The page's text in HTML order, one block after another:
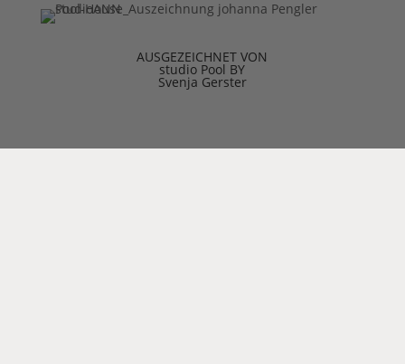
AUSGEZEICHNET VON
studio Pool BY
Svenja Gerster